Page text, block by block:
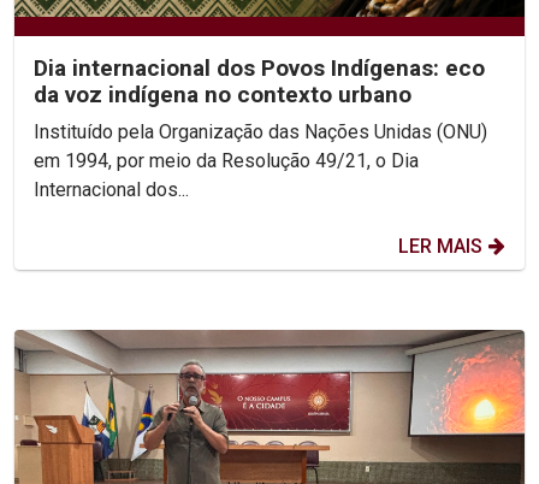
Dia internacional dos Povos Indígenas: eco
da voz indígena no contexto urbano
Instituído pela Organização das Nações Unidas (ONU)
em 1994, por meio da Resolução 49/21, o Dia
Internacional dos...
LER MAIS